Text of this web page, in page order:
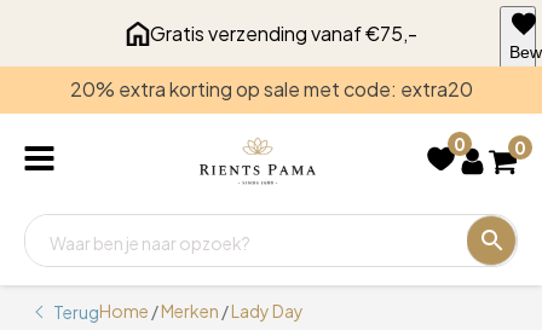
Gratis verzending vanaf €75,-
20% extra korting op sale met code: extra20
0 0
TerugHome /Merken /Lady Day
voor